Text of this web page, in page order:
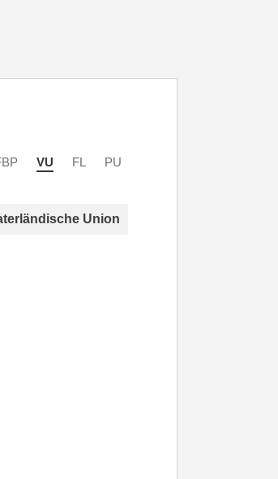
VU FL PU
Union